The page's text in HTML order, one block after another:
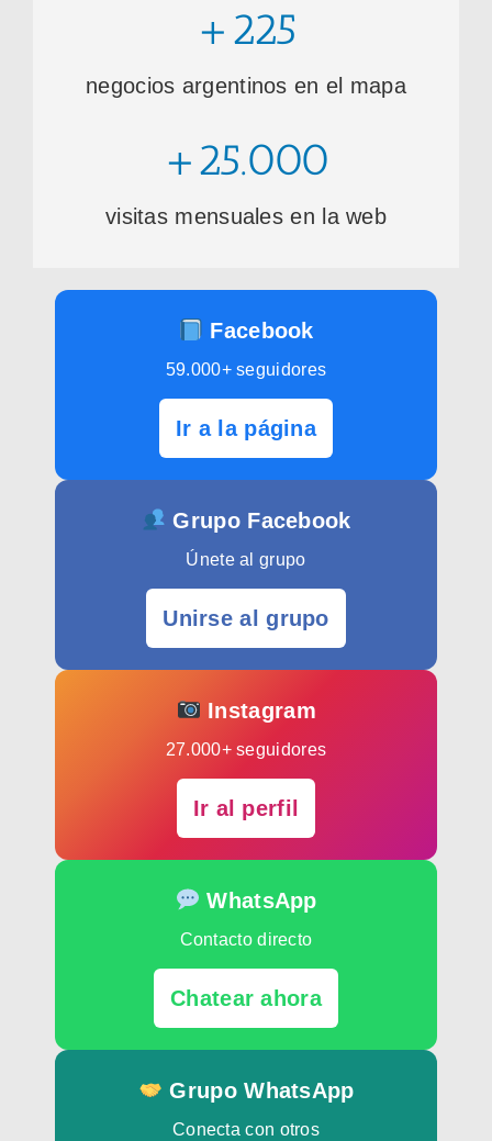
+225
negocios argentinos en el mapa
+25.000
visitas mensuales en la web
Facebook
59.000+ seguidores
Ir a la página
Grupo Facebook
Únete al grupo
Unirse al grupo
Instagram
27.000+ seguidores
Ir al perfil
WhatsApp
Contacto directo
Chatear ahora
Grupo WhatsApp
Conecta con otros